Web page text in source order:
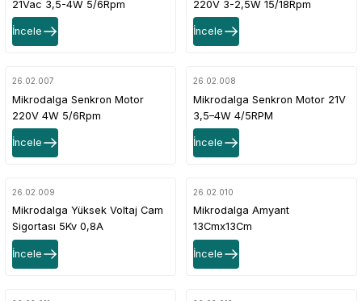
21Vac 3,5-4W 5/6Rpm
İncele
220V 3-2,5W 15/18Rpm
İncele
26.02.007
Mikrodalga Senkron Motor
220V 4W 5/6Rpm
İncele
26.02.008
Mikrodalga Senkron Motor 21V
3,5–4W 4/5RPM
İncele
26.02.009
Mikrodalga Yüksek Voltaj Cam
Sigortası 5Kv 0,8A
İncele
26.02.010
Mikrodalga Amyant
13Cmx13Cm
İncele